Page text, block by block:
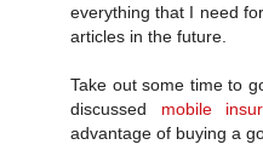
everything that I need
articles in the future.
Take out some time to
discussed mobile
advantage of buying a